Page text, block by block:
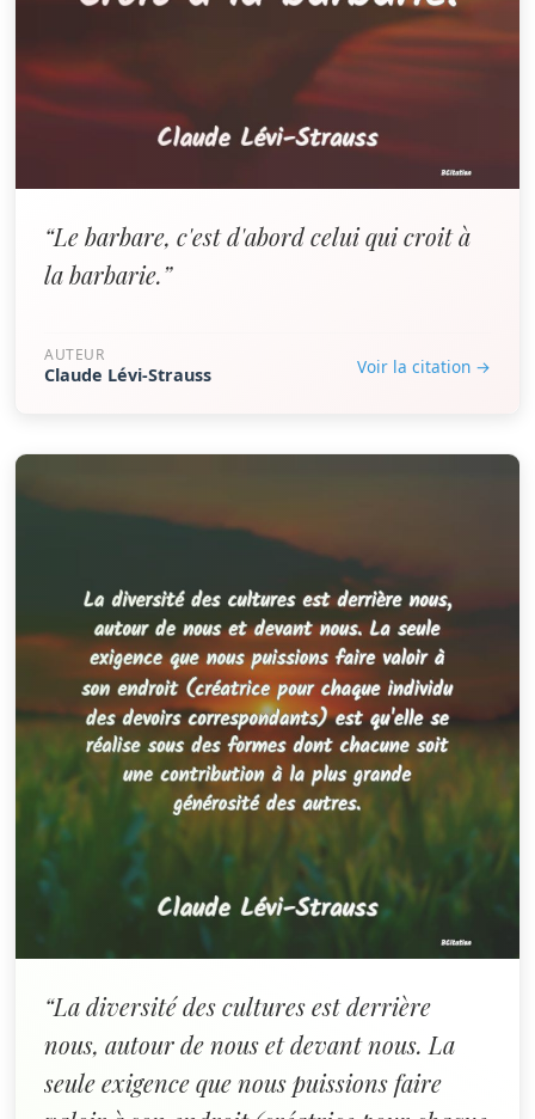
“Le barbare, c'est d'abord celui qui croit à
la barbarie.”
AUTEUR
Claude Lévi-Strauss Voir la citation →
“La diversité des cultures est derrière
nous, autour de nous et devant nous. La
seule exigence que nous puissions faire